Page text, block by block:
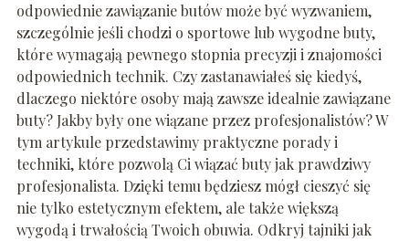
odpowiednie zawiązanie butów może być wyzwaniem,
szczególnie jeśli chodzi o sportowe lub wygodne buty,
które wymagają pewnego stopnia precyzji i znajomości
odpowiednich technik. Czy zastanawiałeś się kiedyś,
dlaczego niektóre osoby mają zawsze idealnie zawiązane
buty? Jakby były one wiązane przez profesjonalistów? W
tym artykule przedstawimy praktyczne porady i
techniki, które pozwolą Ci wiązać buty jak prawdziwy
profesjonalista. Dzięki temu będziesz mógł cieszyć się
nie tylko estetycznym efektem, ale także większą
wygodą i trwałością Twoich obuwia. Odkryj tajniki jak